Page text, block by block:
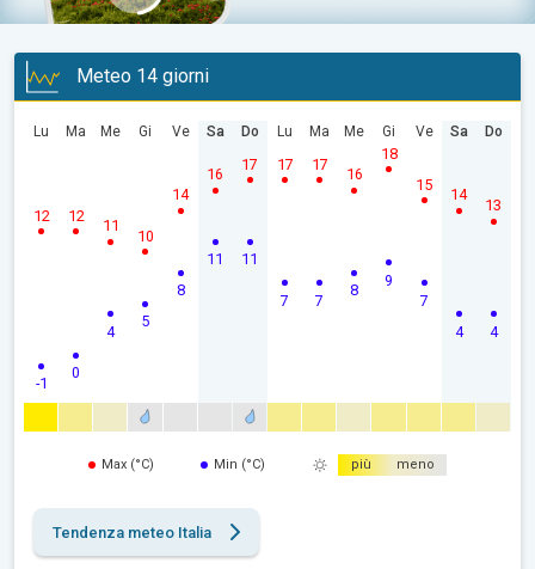
Meteo 14 giorni
Lu
-1
12
Ma
0
12
Me
4
11
Gi
5
10
Ve
8
14
Sa
11
16
Do
11
17
Lu
7
17
Ma
7
17
Me
8
16
Gi
9
18
Ve
7
15
Sa
4
14
Do
4
13
Max (°C) Min (°C) più meno
Tendenza meteo Italia